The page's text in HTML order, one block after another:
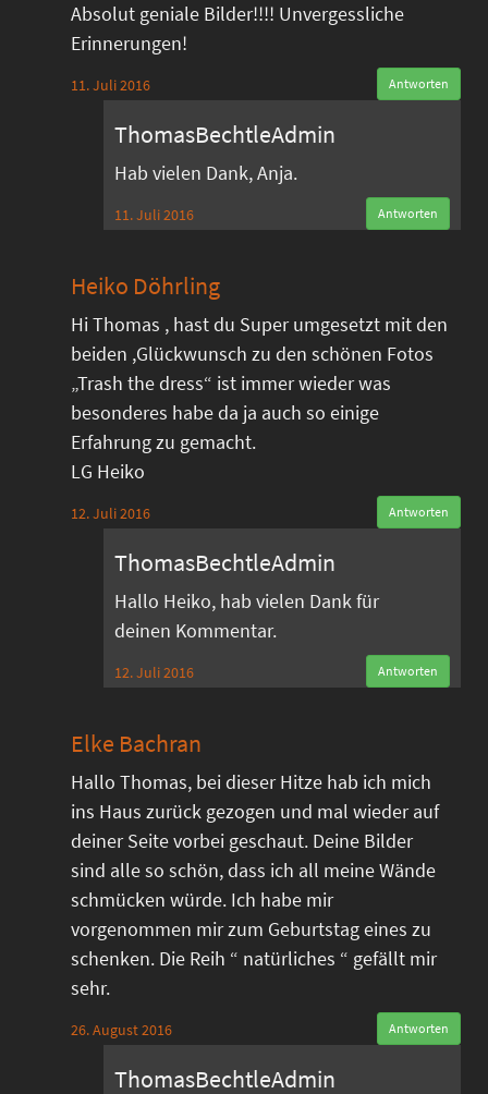
Absolut geniale Bilder!!!! Unvergessliche
Erinnerungen!
11. Juli 2016 Antworten
ThomasBechtleAdmin
Hab vielen Dank, Anja.
11. Juli 2016 Antworten
Heiko Döhrling
Hi Thomas , hast du Super umgesetzt mit den
beiden ,Glückwunsch zu den schönen Fotos
„Trash the dress“ ist immer wieder was
besonderes habe da ja auch so einige
Erfahrung zu gemacht.
LG Heiko
12. Juli 2016 Antworten
ThomasBechtleAdmin
Hallo Heiko, hab vielen Dank für
deinen Kommentar.
12. Juli 2016 Antworten
Elke Bachran
Hallo Thomas, bei dieser Hitze hab ich mich
ins Haus zurück gezogen und mal wieder auf
deiner Seite vorbei geschaut. Deine Bilder
sind alle so schön, dass ich all meine Wände
schmücken würde. Ich habe mir
vorgenommen mir zum Geburtstag eines zu
schenken. Die Reih “ natürliches “ gefällt mir
sehr.
26. August 2016 Antworten
ThomasBechtleAdmin